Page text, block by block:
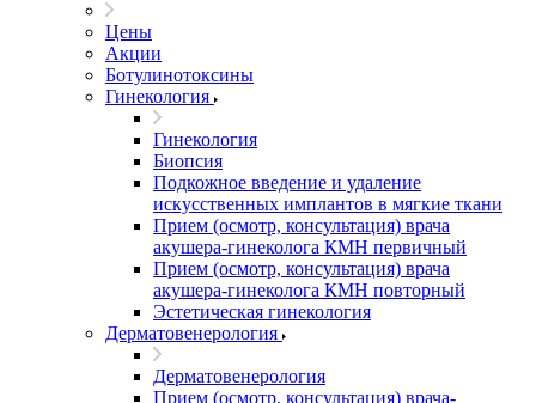
Цены
Акции
Ботулинотоксины
Гинекология
Гинекология
Биопсия
Подкожное введение и удаление
искусственных имплантов в мягкие ткани
Прием (осмотр, консультация) врача
акушера-гинеколога КМН первичный
Прием (осмотр, консультация) врача
акушера-гинеколога КМН повторный
Эстетическая гинекология
Дерматовенерология
Дерматовенерология
Прием (осмотр, консультация) врача-